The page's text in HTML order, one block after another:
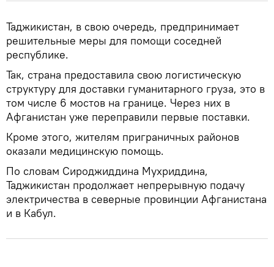
Таджикистан, в свою очередь, предпринимает
решительные меры для помощи соседней
республике.
Так, страна предоставила свою логистическую
структуру для доставки гуманитарного груза, это в
том числе 6 мостов на границе. Через них в
Афганистан уже переправили первые поставки.
Кроме этого, жителям приграничных районов
оказали медицинскую помощь.
По словам Сироджиддина Мухриддина,
Таджикистан продолжает непрерывную подачу
электричества в северные провинции Афганистана
и в Кабул.